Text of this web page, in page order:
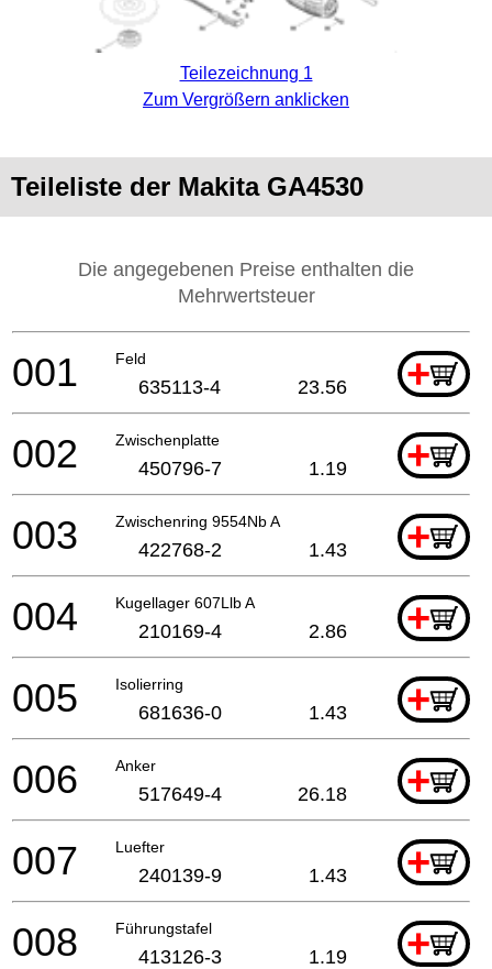
Teilezeichnung 1
Zum Vergrößern anklicken
Teileliste der Makita GA4530
Die angegebenen Preise enthalten die
Mehrwertsteuer
Feld +
001 635113-4 23.56
Zwischenplatte +
002 450796-7 1.19
Zwischenring 9554Nb A +
003 422768-2 1.43
Kugellager 607Llb A +
004 210169-4 2.86
Isolierring +
005 681636-0 1.43
Anker +
006 517649-4 26.18
Luefter +
007 240139-9 1.43
Führungstafel +
008 413126-3 1.19